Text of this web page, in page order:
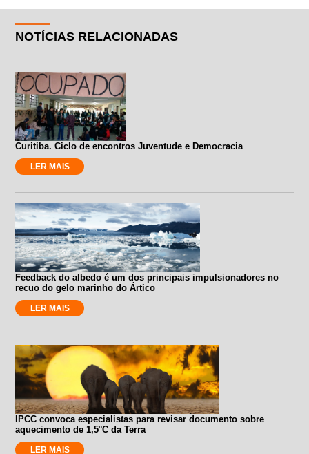
NOTÍCIAS RELACIONADAS
Curitiba. Ciclo de encontros Juventude e Democracia
LER MAIS
Feedback do albedo é um dos principais impulsionadores no
recuo do gelo marinho do Ártico
LER MAIS
IPCC convoca especialistas para revisar documento sobre
aquecimento de 1,5°C da Terra
LER MAIS